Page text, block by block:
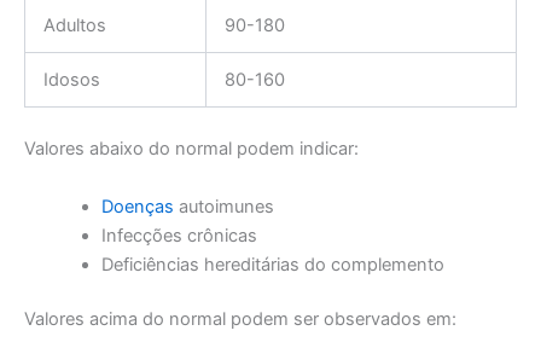
Adultos 90-180
Idosos 80-160
Valores abaixo do normal podem indicar:
Doenças autoimunes
Infecções crônicas
Deficiências hereditárias do complemento
Valores acima do normal podem ser observados em: